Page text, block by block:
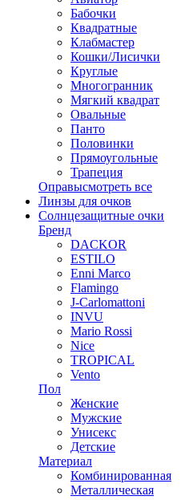
Бабочки
Квадратные
Клабмастер
Кошки/Лисички
Круглые
Многогранник
Мягкий квадрат
Овальные
Панто
Половинки
Прямоугольные
Трапеция
Оправысмотреть все
Линзы для очков
Солнцезащитные очки
Бренд
DACKOR
ESTILO
Enni Marco
Flamingo
J-Carlomattoni
INVU
Mario Rossi
Nice
TROPICAL
Vento
Пол
Женские
Мужские
Унисекс
Детские
Материал
Комбинированная
Металлическая